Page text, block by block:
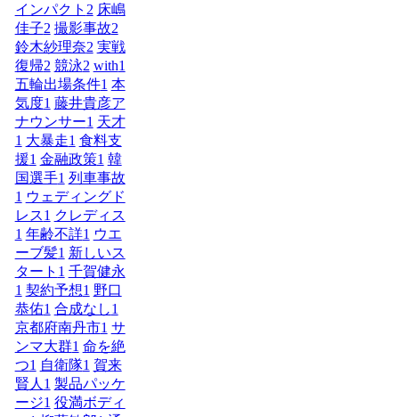
インパクト 2 床嶋
佳子2 撮影事故2
鈴木紗理奈2 実戦
復帰2 競泳2 with1
五輪出場条件1 本
気度1 藤井貴彦ア
ナウンサー1 天才
1 大暴走1 食料支
援1 金融政策1 韓
国選手1 列車事故
1 ウェディングド
レス1 クレディス
1 年齢不詳1 ウエ
ーブ髪1 新しいス
タート 1 千賀健永
1 契約予想1 野口
恭佑1 合成なし1
京都府南丹市1 サ
ンマ大群1 命を絶
つ1 自衛隊1 賀来
賢人 1 製品パッケ
ージ1 役満ボディ